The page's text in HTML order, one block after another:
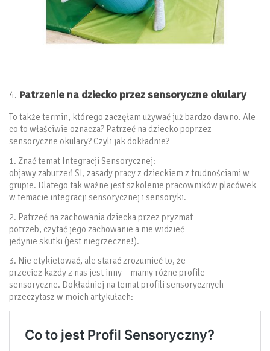
4. Patrzenie na dziecko przez sensoryczne okulary
To także termin, którego zaczęłam używać już bardzo dawno. Ale
co to właściwie oznacza? Patrzeć na dziecko poprzez
sensoryczne okulary? Czyli jak dokładnie?
1. Znać temat Integracji Sensorycznej:
objawy zaburzeń SI, zasady pracy z dzieckiem z trudnościami w
grupie. Dlatego tak ważne jest szkolenie pracowników placówek
w temacie integracji sensorycznej i sensoryki.
2. Patrzeć na zachowania dziecka przez pryzmat
potrzeb, czytać jego zachowanie a nie widzieć
jedynie skutki (jest niegrzeczne!).
3. Nie etykietować, ale starać zrozumieć to, że
przecież każdy z nas jest inny – mamy różne profile
sensoryczne. Dokładniej na temat profili sensorycznych
przeczytasz w moich artykułach: